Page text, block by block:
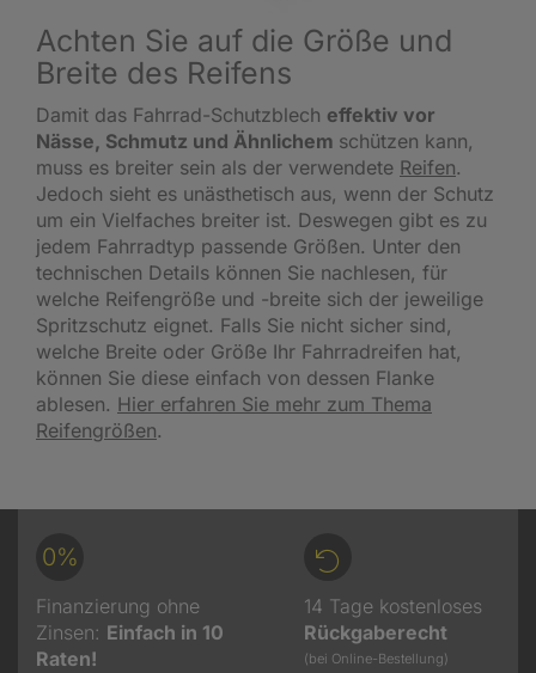
Achten Sie auf die Größe und
Breite des Reifens
Damit das Fahrrad-Schutzblech effektiv vor
Nässe, Schmutz und Ähnlichem schützen kann,
muss es breiter sein als der verwendete Reifen.
Jedoch sieht es unästhetisch aus, wenn der Schutz
um ein Vielfaches breiter ist. Deswegen gibt es zu
jedem Fahrradtyp passende Größen. Unter den
technischen Details können Sie nachlesen, für
welche Reifengröße und -breite sich der jeweilige
Spritzschutz eignet. Falls Sie nicht sicher sind,
welche Breite oder Größe Ihr Fahrradreifen hat,
können Sie diese einfach von dessen Flanke
ablesen. Hier erfahren Sie mehr zum Thema
Reifengrößen.
0%
Finanzierung ohne
Zinsen: Einfach in 10
Raten!
14 Tage kostenloses
Rückgaberecht
(bei Online-Bestellung)